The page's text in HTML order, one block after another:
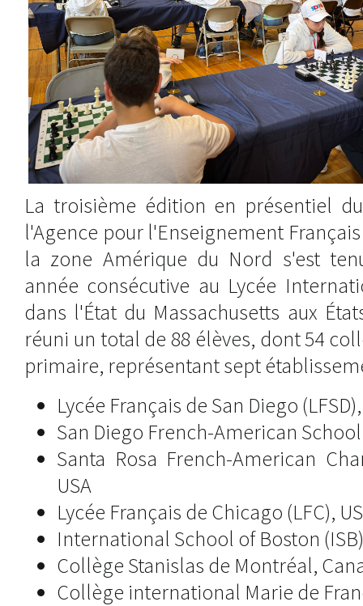
La troisième édition en présentiel
l'Agence pour l'Enseignement
la zone Amérique du Nord s'est
année consécutive au Lycée
dans l'État du Massachusetts aux
réuni un total de 88 élèves, dont 54
primaire, représentant sept
Lycée Français de San Diego
San Diego French-American School
Santa Rosa French-American
USA
Lycée Français de Chicago (LFC),
International School of Boston
Collège Stanislas de Montréal,
Collège international Marie de